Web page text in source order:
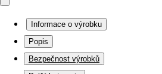
Informace o výrobku
Popis
Bezpečnost výrobků